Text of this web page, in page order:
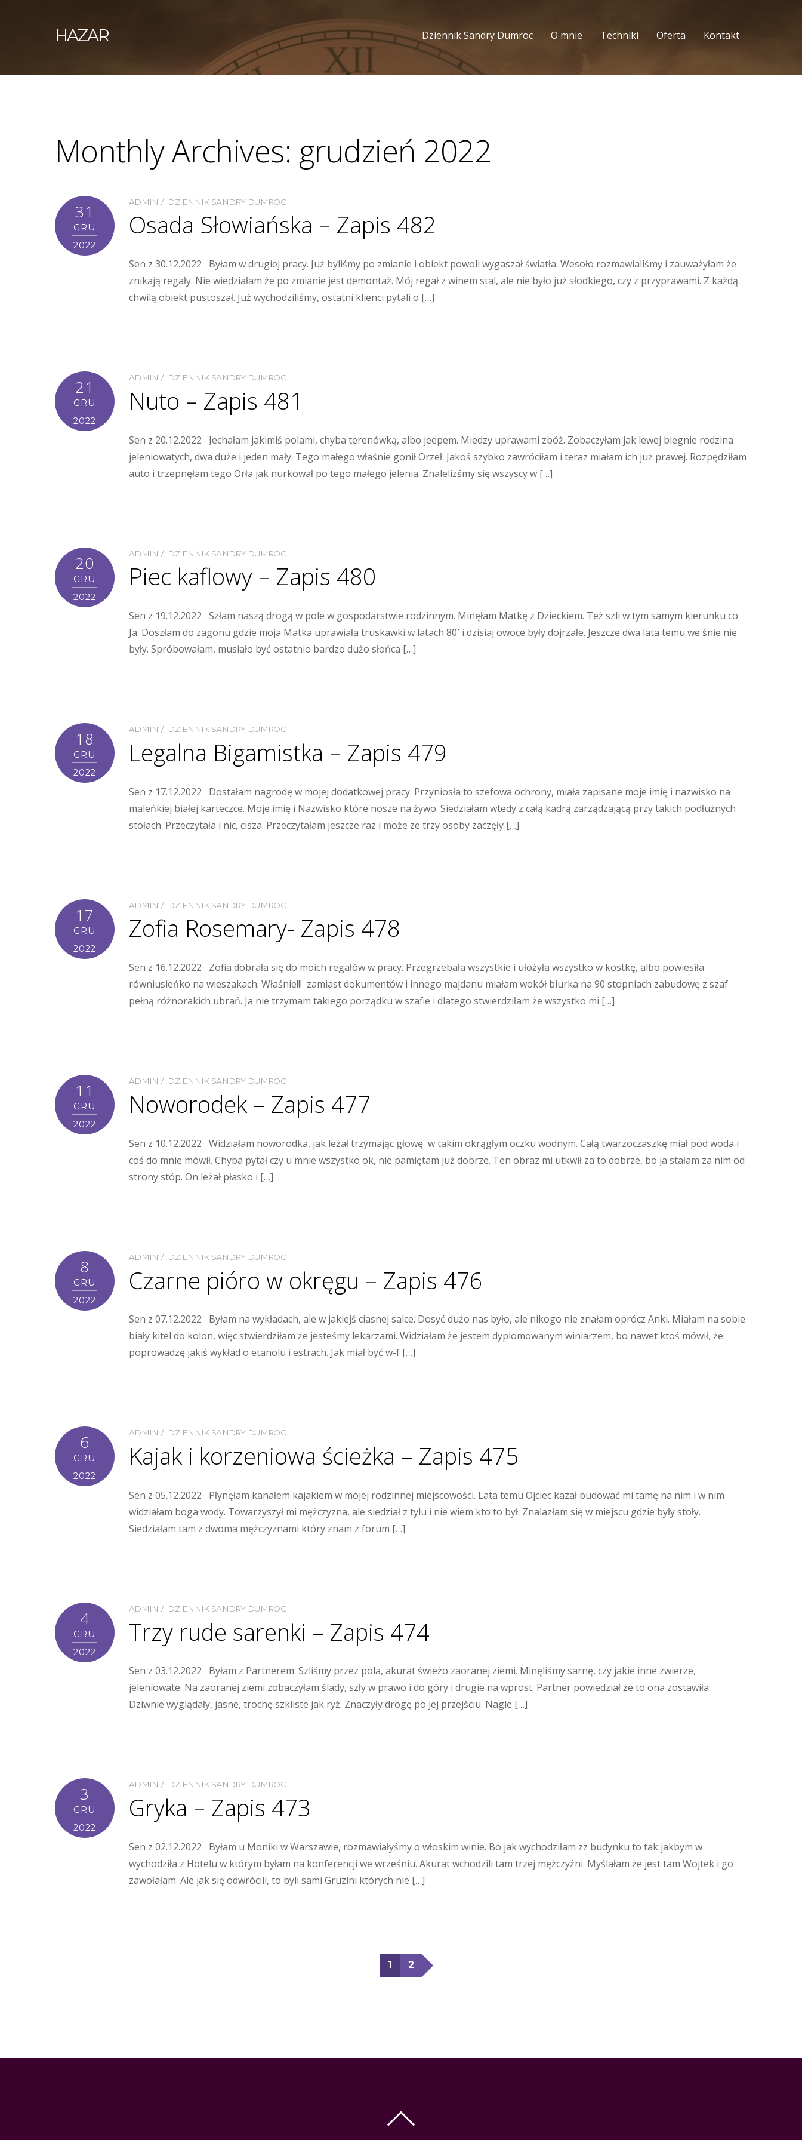
HAZAR Dziennik Sandry Dumroc O mnie Techniki Oferta Kontakt
Monthly Archives: grudzień 2022
31
GRU
2022
ADMIN DZIENNIK SANDRY DUMROC
Osada Słowiańska – Zapis 482
Sen z 30.12.2022 Byłam w drugiej pracy. Już byliśmy po zmianie i obiekt powoli wygaszał światła. Wesoło rozmawialiśmy i zauważyłam że
znikają regały. Nie wiedziałam że po zmianie jest demontaż. Mój regał z winem stal, ale nie było już słodkiego, czy z przyprawami. Z każdą
chwilą obiekt pustoszał. Już wychodziliśmy, ostatni klienci pytali o […]
21
GRU
2022
ADMIN DZIENNIK SANDRY DUMROC
Nuto – Zapis 481
Sen z 20.12.2022 Jechałam jakimiś polami, chyba terenówką, albo jeepem. Miedzy uprawami zbóż. Zobaczyłam jak lewej biegnie rodzina
jeleniowatych, dwa duże i jeden mały. Tego małego właśnie gonił Orzeł. Jakoś szybko zawróciłam i teraz miałam ich już prawej. Rozpędziłam
auto i trzepnęłam tego Orła jak nurkował po tego małego jelenia. Znalelizśmy się wszyscy w […]
20
GRU
2022
ADMIN DZIENNIK SANDRY DUMROC
Piec kaflowy – Zapis 480
Sen z 19.12.2022 Szłam naszą drogą w pole w gospodarstwie rodzinnym. Minęłam Matkę z Dzieckiem. Też szli w tym samym kierunku co
Ja. Doszłam do zagonu gdzie moja Matka uprawiała truskawki w latach 80′ i dzisiaj owoce były dojrzałe. Jeszcze dwa lata temu we śnie nie
były. Spróbowałam, musiało być ostatnio bardzo dużo słońca […]
18
GRU
2022
ADMIN DZIENNIK SANDRY DUMROC
Legalna Bigamistka – Zapis 479
Sen z 17.12.2022 Dostałam nagrodę w mojej dodatkowej pracy. Przyniosła to szefowa ochrony, miała zapisane moje imię i nazwisko na
maleńkiej białej karteczce. Moje imię i Nazwisko które nosze na żywo. Siedziałam wtedy z całą kadrą zarządzającą przy takich podłużnych
stołach. Przeczytała i nic, cisza. Przeczytałam jeszcze raz i może ze trzy osoby zaczęły […]
17
GRU
2022
ADMIN DZIENNIK SANDRY DUMROC
Zofia Rosemary- Zapis 478
Sen z 16.12.2022 Zofia dobrała się do moich regałów w pracy. Przegrzebała wszystkie i ułożyła wszystko w kostkę, albo powiesiła
równiusieńko na wieszakach. Właśnie!!! zamiast dokumentów i innego majdanu miałam wokół biurka na 90 stopniach zabudowę z szaf
pełną różnorakich ubrań. Ja nie trzymam takiego porządku w szafie i dlatego stwierdziłam że wszystko mi […]
11
GRU
2022
ADMIN DZIENNIK SANDRY DUMROC
Noworodek – Zapis 477
Sen z 10.12.2022 Widziałam noworodka, jak leżał trzymając głowę w takim okrągłym oczku wodnym. Całą twarzoczaszkę miał pod woda i
coś do mnie mówił. Chyba pytał czy u mnie wszystko ok, nie pamiętam już dobrze. Ten obraz mi utkwił za to dobrze, bo ja stałam za nim od
strony stóp. On leżał płasko i […]
8
GRU
2022
ADMIN DZIENNIK SANDRY DUMROC
Czarne pióro w okręgu – Zapis 476
Sen z 07.12.2022 Byłam na wykładach, ale w jakiejś ciasnej salce. Dosyć dużo nas było, ale nikogo nie znałam oprócz Anki. Miałam na sobie
biały kitel do kolon, więc stwierdziłam że jesteśmy lekarzami. Widziałam że jestem dyplomowanym winiarzem, bo nawet ktoś mówił, że
poprowadzę jakiś wykład o etanolu i estrach. Jak miał być w-f […]
6
GRU
2022
ADMIN DZIENNIK SANDRY DUMROC
Kajak i korzeniowa ścieżka – Zapis 475
Sen z 05.12.2022 Płynęłam kanałem kajakiem w mojej rodzinnej miejscowości. Lata temu Ojciec kazał budować mi tamę na nim i w nim
widziałam boga wody. Towarzyszył mi mężczyzna, ale siedział z tylu i nie wiem kto to był. Znalazłam się w miejscu gdzie były stoły.
Siedziałam tam z dwoma mężczyznami który znam z forum […]
4
GRU
2022
ADMIN DZIENNIK SANDRY DUMROC
Trzy rude sarenki – Zapis 474
Sen z 03.12.2022 Byłam z Partnerem. Szliśmy przez pola, akurat świeżo zaoranej ziemi. Minęliśmy sarnę, czy jakie inne zwierze,
jeleniowate. Na zaoranej ziemi zobaczyłam ślady, szły w prawo i do góry i drugie na wprost. Partner powiedział że to ona zostawiła.
Dziwnie wyglądały, jasne, trochę szkliste jak ryż. Znaczyły drogę po jej przejściu. Nagle […]
3
GRU
2022
ADMIN DZIENNIK SANDRY DUMROC
Gryka – Zapis 473
Sen z 02.12.2022 Byłam u Moniki w Warszawie, rozmawiałyśmy o włoskim winie. Bo jak wychodziłam zz budynku to tak jakbym w
wychodziła z Hotelu w którym byłam na konferencji we wrześniu. Akurat wchodzili tam trzej mężczyźni. Myślałam że jest tam Wojtek i go
zawołałam. Ale jak się odwrócili, to byli sami Gruzini których nie […]
1 2